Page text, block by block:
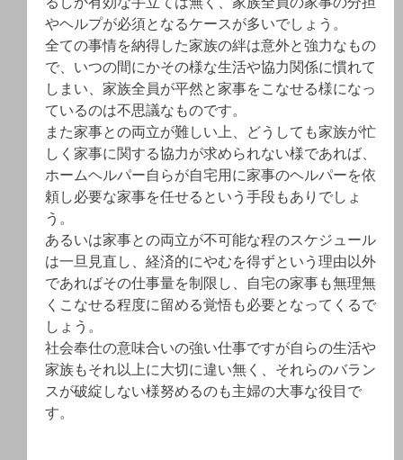
やヘルプが必須となるケースが多いでしょう。
全ての事情を納得した家族の絆は意外と強力なもの
で、いつの間にかその様な生活や協力関係に慣れて
しまい、家族全員が平然と家事をこなせる様になっ
ているのは不思議なものです。
また家事との両立が難しい上、どうしても家族が忙
しく家事に関する協力が求められない様であれば、
ホームヘルパー自らが自宅用に家事のヘルパーを依
頼し必要な家事を任せるという手段もありでしょ
う。
あるいは家事との両立が不可能な程のスケジュール
は一旦見直し、経済的にやむを得ずという理由以外
であればその仕事量を制限し、自宅の家事も無理無
くこなせる程度に留める覚悟も必要となってくるで
しょう。
社会奉仕の意味合いの強い仕事ですが自らの生活や
家族もそれ以上に大切に違い無く、それらのバラン
スが破綻しない様努めるのも主婦の大事な役目で
す。